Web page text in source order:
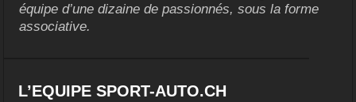
équipe d’une dizaine de passionnés, sous la forme
associative.
L’EQUIPE SPORT-AUTO.CH